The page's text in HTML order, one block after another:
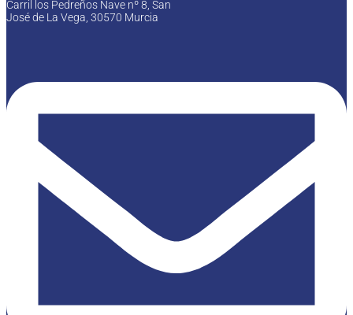
Carril los Pedreños Nave nº 8, San
José de La Vega, 30570 Murcia